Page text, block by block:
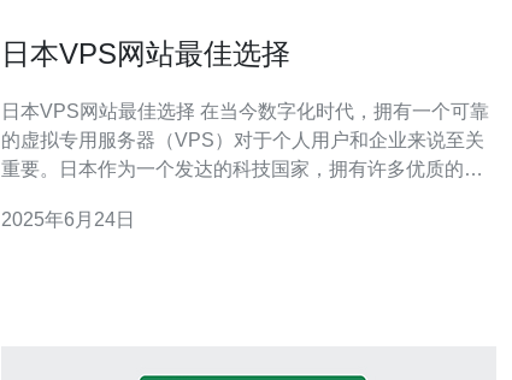
日本VPS网站最佳选择
日本VPS网站最佳选择 在当今数字化时代，拥有一个可靠
的虚拟专用服务器（VPS）对于个人用户和企业来说至关
重要。日本作为一个发达的科技国家，拥有许多优质的
文将介绍日本VPS网站的最佳选择，帮助您找到最适合您
2025年6月24日